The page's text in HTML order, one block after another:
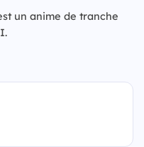
un anime de tranche